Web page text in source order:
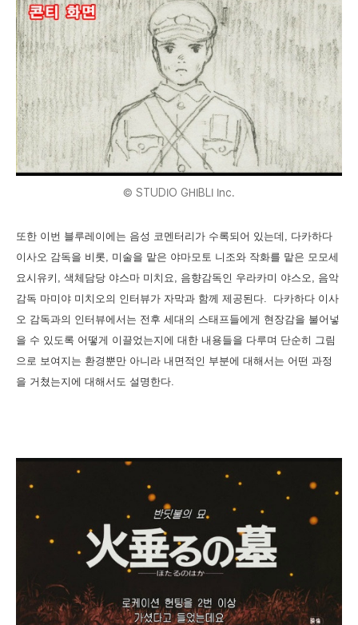
© STUDIO GHIBLI Inc.
또한 이번 블루레이에는 음성 코멘터리가 수록되어 있는데, 다카하다
이사오 감독을 비롯, 미술을 맡은 야마모토 니조와 작화를 맡은 모모세
요시유키, 색체담당 야스마 미치요, 음향감독인 우라카미 야스오, 음악
감독 마미야 미치오의 인터뷰가 자막과 함께 제공된다. 다카하다 이사
오 감독과의 인터뷰에서는 전후 세대의 스태프들에게 현장감을 불어넣
을 수 있도록 어떻게 이끌었는지에 대한 내용들을 다루며 단순히 그림
으로 보여지는 환경뿐만 아니라 내면적인 부분에 대해서는 어떤 과정
을 거쳤는지에 대해서도 설명한다.